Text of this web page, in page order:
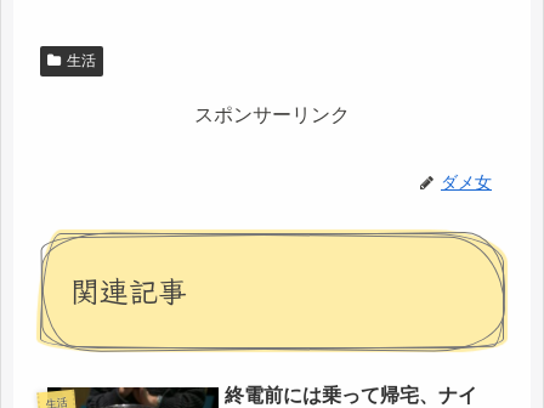
生活
スポンサーリンク
ダメ女
関連記事
生活
終電前には乗って帰宅、ナイ